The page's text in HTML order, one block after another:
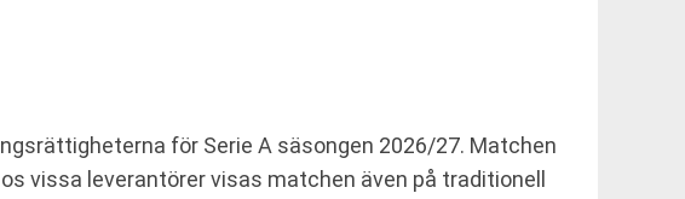
för Serie A säsongen 2026/27. Matchen
vissa leverantörer visas matchen även på traditionell